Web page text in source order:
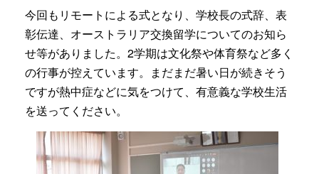
今回もリモートによる式となり、学校長の式辞、表
彰伝達、オーストラリア交換留学についてのお知ら
せ等がありました。2学期は文化祭や体育祭など多く
の行事が控えています。まだまだ暑い日が続きそう
ですが熱中症などに気をつけて、有意義な学校生活
を送ってください。